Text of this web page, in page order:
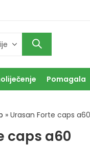
Pomagala
» Urasan Forte caps a60
caps a60